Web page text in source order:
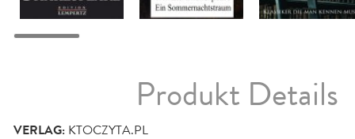
Produkt Details
VERLAG: KTOCZYTA.PL